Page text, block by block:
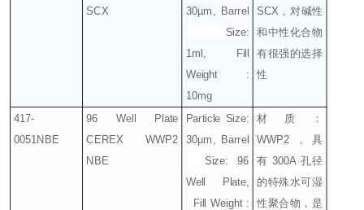
SCX 30µm, Barrel
Size:
1ml, Fill
Weight :
10mg
SCX ，对碱性
和中性化合物
有很强的选择
性
417-
0051NBE
96 Well Plate
CEREX WWP2
NBE
Particle Size:
30µm, Barrel
Size: 96
Well Plate,
Fill Weight :
材质：
WWP2 ，具
有 300A 孔径
的特殊水可湿
性聚合物，是